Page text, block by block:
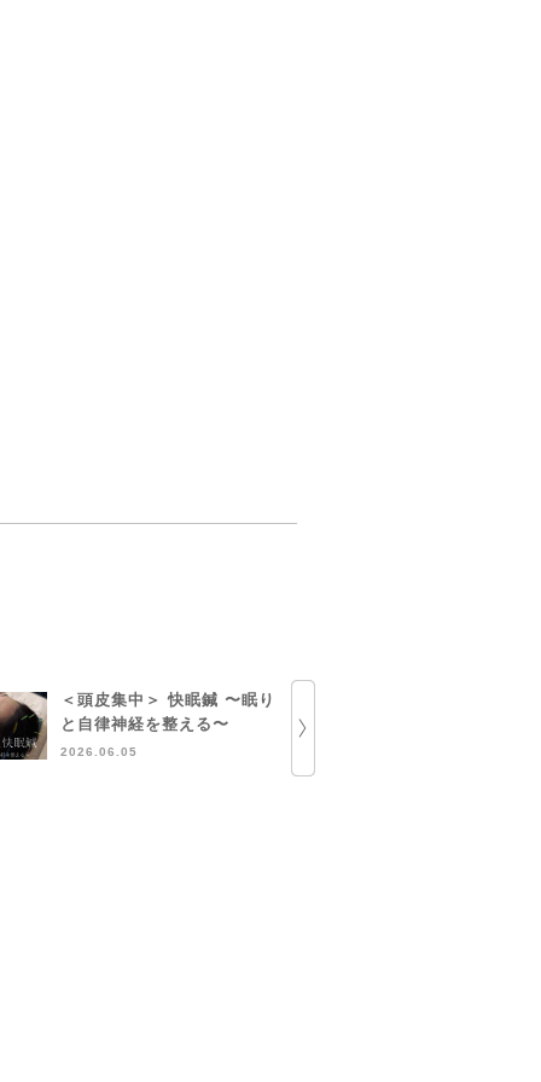
＜頭皮集中＞ 快眠鍼 〜眠り
と自律神経を整える〜
2026.06.05